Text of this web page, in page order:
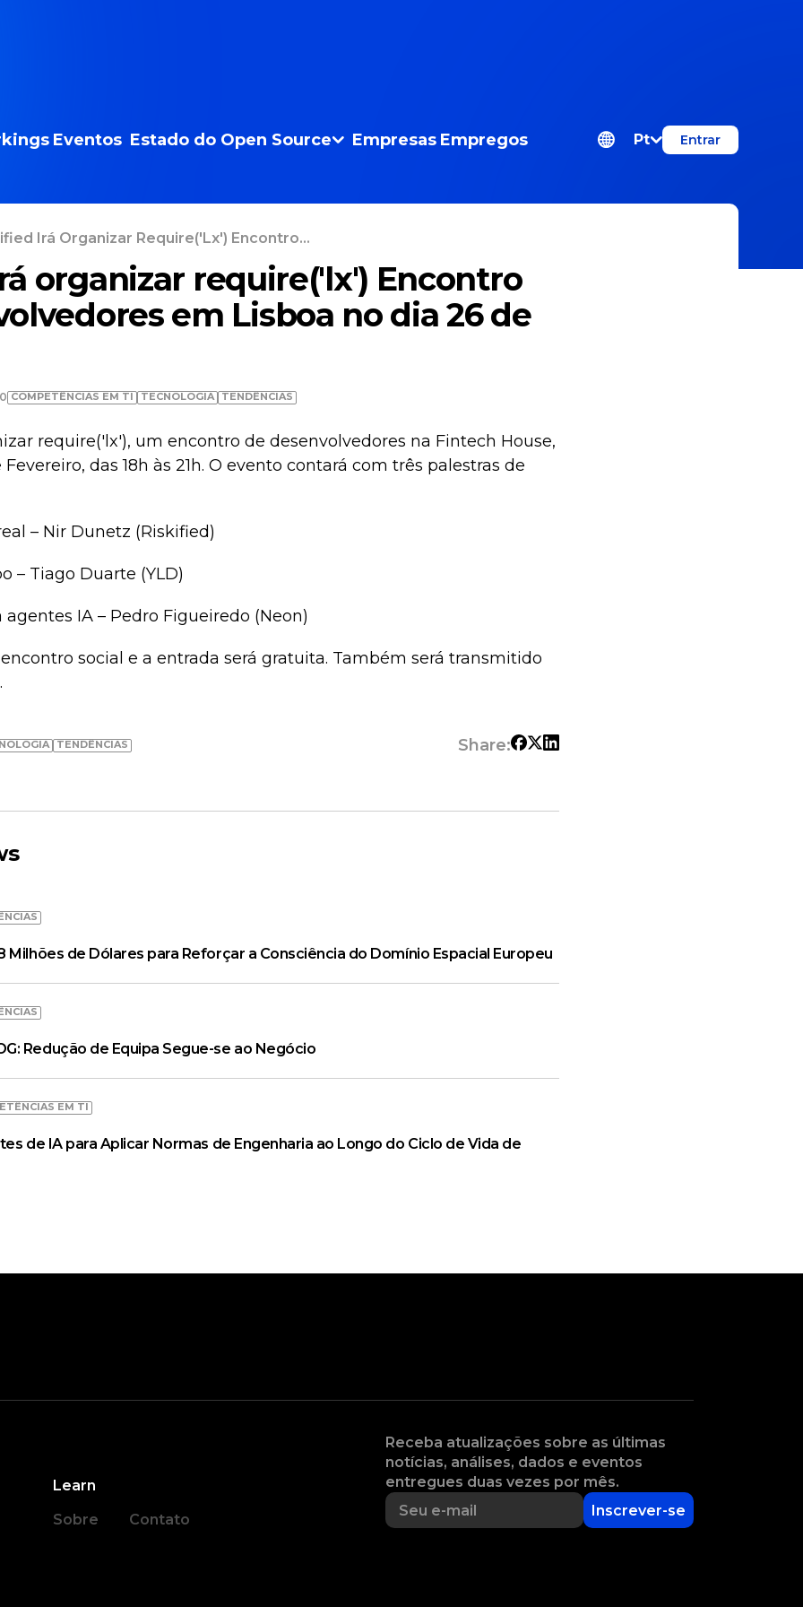
Eventos Estado do Open Source Empresas Empregos Pt Entrar
Irá Organizar Require('lx') Encontro...
organizar require('lx') Encontro
em Lisboa no dia 26 de
COMPETÊNCIAS EM TI TECNOLOGIA TENDÊNCIAS
require('lx'), um encontro de desenvolvedores na Fintech House,
das 18h às 21h. O evento contará com três palestras de
– Nir Dunetz (Riskified)
– Tiago Duarte (YLD)
IA – Pedro Figueiredo (Neon)
social e a entrada será gratuita. Também será transmitido
TENDÊNCIAS Share:
Milhões de Dólares para Reforçar a Consciência do Domínio Espacial Europeu
Redução de Equipa Segue-se ao Negócio
EM TI
de IA para Aplicar Normas de Engenharia ao Longo do Ciclo de Vida de
Learn
Sobre
Contato
Receba atualizações sobre as últimas
notícias, análises, dados e eventos
entregues duas vezes por mês.
Inscrever-se